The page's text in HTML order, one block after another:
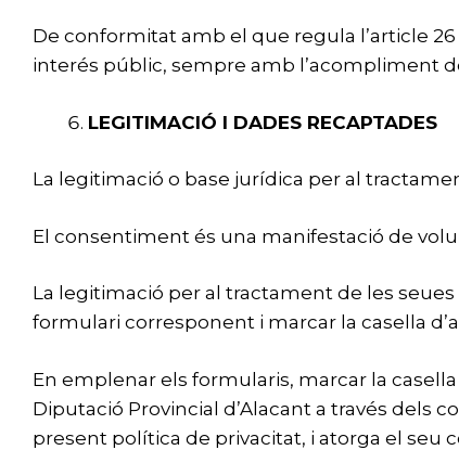
De conformitat amb el que regula l’article
interés públic, sempre amb l’acompliment
LEGITIMACIÓ I DADES RECAPTADES
La legitimació o base jurídica per al
El consentiment és una manifestació de
La legitimació per al tractament de les
formulari corresponent i marcar la casella
En emplenar els formularis, marcar la
Diputació Provincial d’Alacant a través dels
present política de privacitat, i atorga el seu